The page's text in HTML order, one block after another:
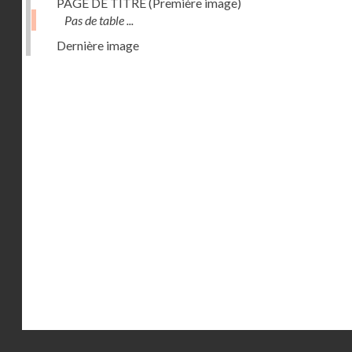
Pas de table ...
Dernière image